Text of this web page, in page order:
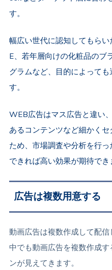
す。
幅広い世代に認知してもら
E、若年層向けの化粧品のブ
グラムなど、目的によって
す。
WEB広告はマス広告と違い
あるコンテンツなど細かく
ため、市場調査や分析を行
できれば高い効果が期待でき
広告は複数用意する
動画広告は複数作成して配
中でも動画広告を複数作成
ンが見えてきます。